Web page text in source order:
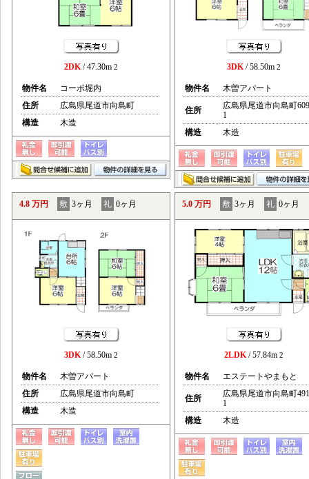
2DK/ 47.30m 2
物件名
コーポ堀内
住所
広島県尾道市向島町
構造
木造
3DK/ 58.50m 2
物件名 木曽アパート
住所
広島県尾道市向島町
1
構造
木造
4.8 万円 敷 3ヶ月 礼 0ヶ月
3DK/ 58.50m 2
物件名
木曽アパート
住所
広島県尾道市向島町
構造
木造
5.0 万円 敷 3ヶ月 礼 0ヶ月
2LDK/ 57.84m 2
物件名 エステートやまもと
住所
広島県尾道市向島町
1
構造
木造